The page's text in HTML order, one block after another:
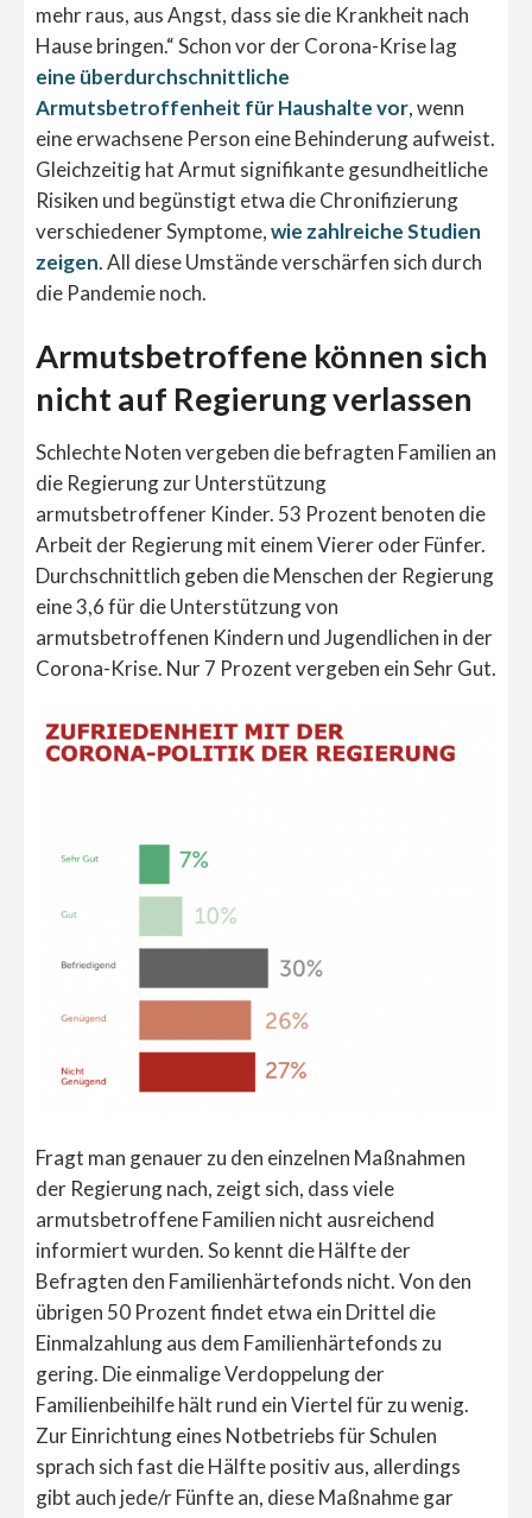
mehr raus, aus Angst, dass sie die Krankheit nach
Hause bringen.“ Schon vor der Corona-Krise lag
eine überdurchschnittliche
Armutsbetroffenheit für Haushalte vor, wenn
eine erwachsene Person eine Behinderung aufweist.
Gleichzeitig hat Armut signifikante gesundheitliche
Risiken und begünstigt etwa die Chronifizierung
verschiedener Symptome,wie zahlreiche Studien
zeigen.All diese Umstände verschärfen sich durch
die Pandemie noch.
Armutsbetroffene können sich
nicht auf Regierung verlassen
Schlechte Noten vergeben die befragten Familien an
die Regierung zur Unterstützung
armutsbetroffener Kinder. 53 Prozent benoten die
Arbeit der Regierung mit einem Vierer oder Fünfer.
Durchschnittlich geben die Menschen der Regierung
eine 3,6 für die Unterstützung von
armutsbetroffenen Kindern und Jugendlichen in der
Corona-Krise. Nur 7 Prozent vergeben ein Sehr Gut.
Fragt man genauer zu den einzelnen Maßnahmen
der Regierung nach, zeigt sich, dass viele
armutsbetroffene Familien nicht ausreichend
informiert wurden. So kennt die Hälfte der
Befragten den Familienhärtefonds nicht. Von den
übrigen 50 Prozent findet etwa ein Drittel die
Einmalzahlung aus dem Familienhärtefonds zu
gering. Die einmalige Verdoppelung der
Familienbeihilfe hält rund ein Viertel für zu wenig.
Zur Einrichtung eines Notbetriebs für Schulen
sprach sich fast die Hälfte positiv aus, allerdings
gibt auch jede/r Fünfte an, diese Maßnahme gar